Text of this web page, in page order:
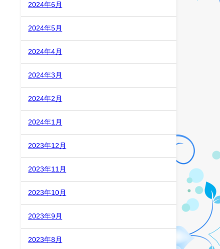
2024年6月
2024年5月
2024年4月
2024年3月
2024年2月
2024年1月
2023年12月
2023年11月
2023年10月
2023年9月
2023年8月